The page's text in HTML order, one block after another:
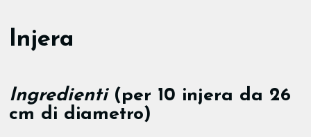
Injera
Ingredienti(per 10 injera da 26
cm di diametro)